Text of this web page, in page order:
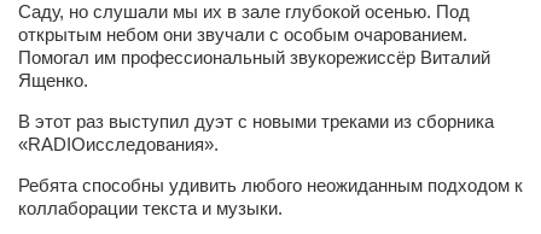
Курьезы
Досье
Арт-менеджеры
Лариса Ильченко
Орест Коваль
Саду, но слушали мы их в зале глубокой осенью. Под
открытым небом они звучали с особым очарованием.
Помогал им профессиональный звукорежиссёр Виталий
Ященко.
В этот раз выступил дуэт с новыми треками из сборника
«RADIOисследования».
Ребята способны удивить любого неожиданным подходом к
коллаборации текста и музыки.